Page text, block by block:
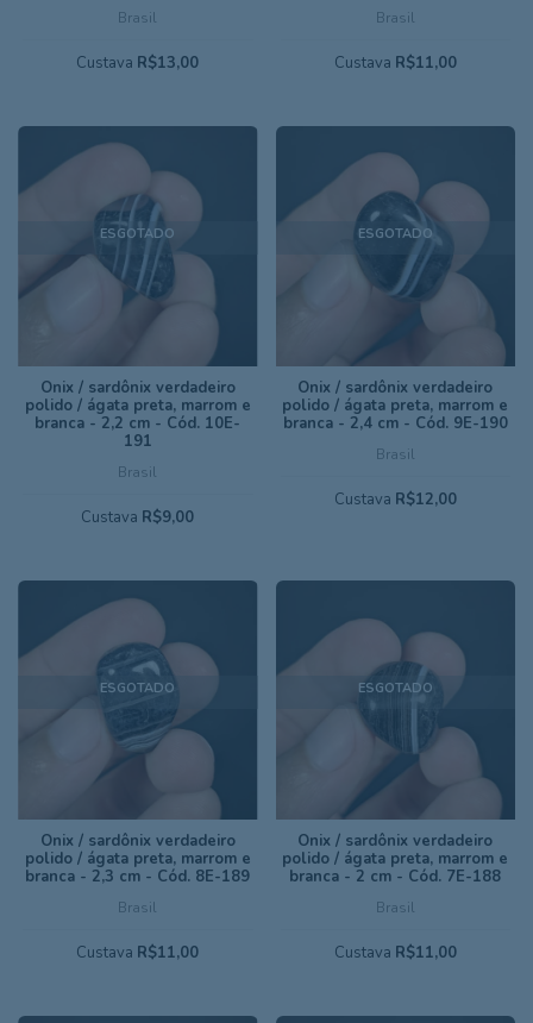
Brasil
Custava R$13,00
Brasil
Custava R$11,00
ESGOTADO
Brasil
Ônix / sardônix verdadeiro
polido / ágata preta, marrom e
branca - 2,2 cm - Cód. 10E-
191
Custava R$9,00
ESGOTADO
Brasil
Ônix / sardônix verdadeiro
polido / ágata preta, marrom e
branca - 2,4 cm - Cód. 9E-190
Custava R$12,00
ESGOTADO
Brasil
Ônix / sardônix verdadeiro
polido / ágata preta, marrom e
branca - 2,3 cm - Cód. 8E-189
Custava R$11,00
ESGOTADO
Brasil
Ônix / sardônix verdadeiro
polido / ágata preta, marrom e
branca - 2 cm - Cód. 7E-188
Custava R$11,00